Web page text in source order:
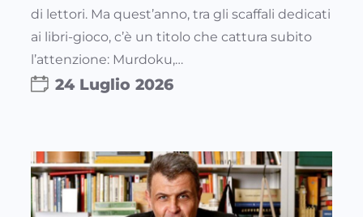
di lettori. Ma quest’anno, tra gli scaffali dedicati
ai libri-gioco, c’è un titolo che cattura subito
l’attenzione: Murdoku,…
24 Luglio 2026